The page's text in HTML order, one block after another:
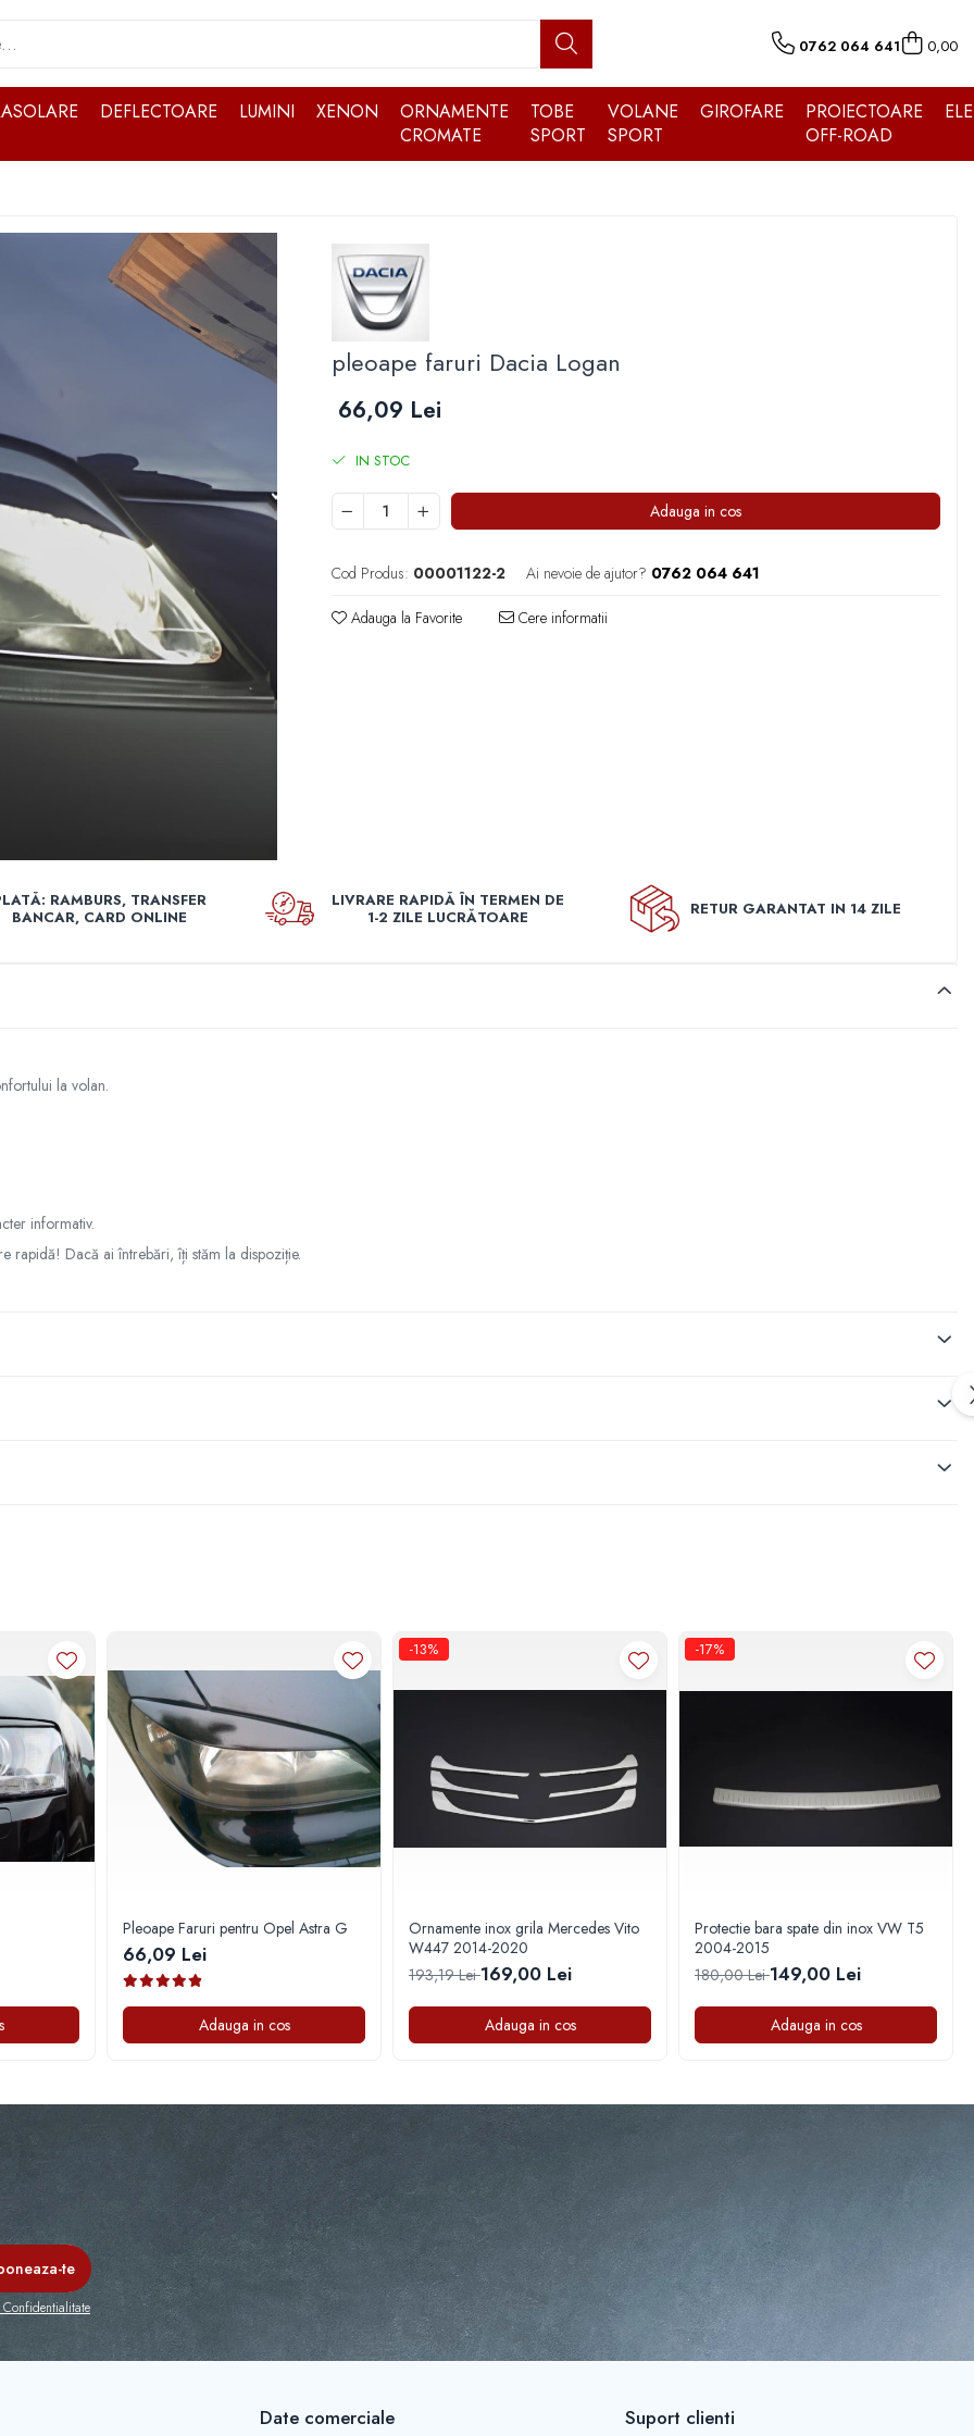
0762 064 641 0,00
DEFLECTOARE LUMINI XENON
ORNAMENTE
CROMATE
TOBE
SPORT
VOLANE
SPORT
GIROFARE
PROIECTOARE
OFF-ROAD
pleoape faruri Dacia Logan
66,09 Lei
IN STOC
Adauga in cos
Cod Produs: 00001122-2 Ai nevoie de ajutor? 0762 064 641
Adauga la Favorite Cere informatii
RAMBURS, TRANSFER
BANCAR, CARD ONLINE
LIVRARE RAPIDĂ ÎN TERMEN DE
1-2 ZILE LUCRĂTOARE
RETUR GARANTAT IN 14 ZILE
la volan.
informativ.
rapidă! Dacă ai întrebări, îți stăm la dispoziție.
Pleoape Faruri pentru Opel Astra G
66,09 Lei
Adauga in cos
-13%
Ornamente inox grila Mercedes Vito
W447 2014-2020
193,19 Lei169,00 Lei
Adauga in cos
-17%
Protectie bara spate din inox VW T5
2004-2015
180,00 Lei149,00 Lei
Adauga in cos
Date comerciale Suport clienti